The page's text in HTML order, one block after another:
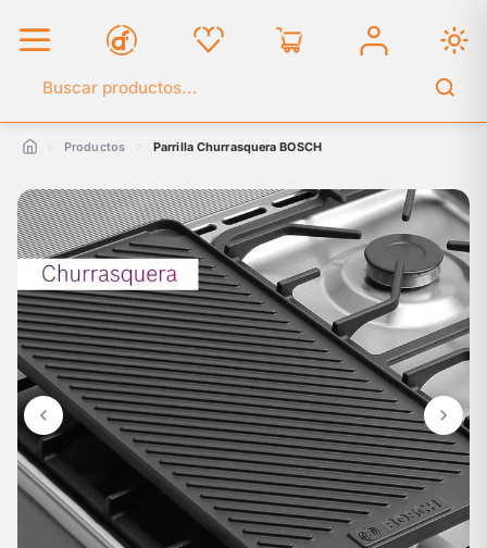
Buscar en el catálogo
Productos Parrilla Churrasquera BOSCH